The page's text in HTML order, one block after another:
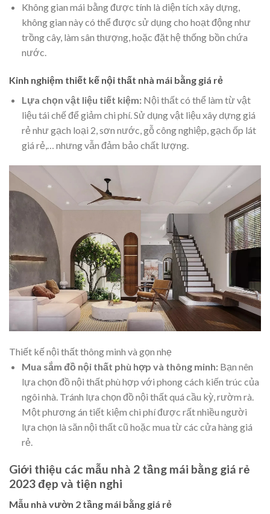
Không gian mái bằng được tính là diện tích xây dựng,
không gian này có thể được sử dụng cho hoạt động như
trồng cây, làm sân thượng, hoặc đặt hệ thống bồn chứa
nước.
Kinh nghiệm thiết kế nội thất nhà mái bằng giá rẻ
Lựa chọn vật liệu tiết kiệm:Nội thất có thể làm từ vật
liệu tái chế để giảm chi phí. Sử dụng vật liệu xây dựng giá
rẻ như gạch loại 2, sơn nước, gỗ công nghiệp, gạch ốp lát
giá rẻ,… nhưng vẫn đảm bảo chất lượng.
Thiết kế nội thất thông minh và gọn nhẹ
Mua sắm đồ nội thất phù hợp và thông minh:Bạn nên
lựa chọn đồ nội thất phù hợp với phong cách kiến trúc của
ngôi nhà. Tránh lựa chọn đồ nội thất quá cầu kỳ, rườm rà.
Một phương án tiết kiệm chi phí được rất nhiều người
lựa chọn là săn nội thất cũ hoặc mua từ các cửa hàng giá
rẻ.
Giới thiệu các mẫu nhà 2 tầng mái bằng giá rẻ
2023 đẹp và tiện nghi
Mẫu nhà vườn 2 tầng mái bằng giá rẻ